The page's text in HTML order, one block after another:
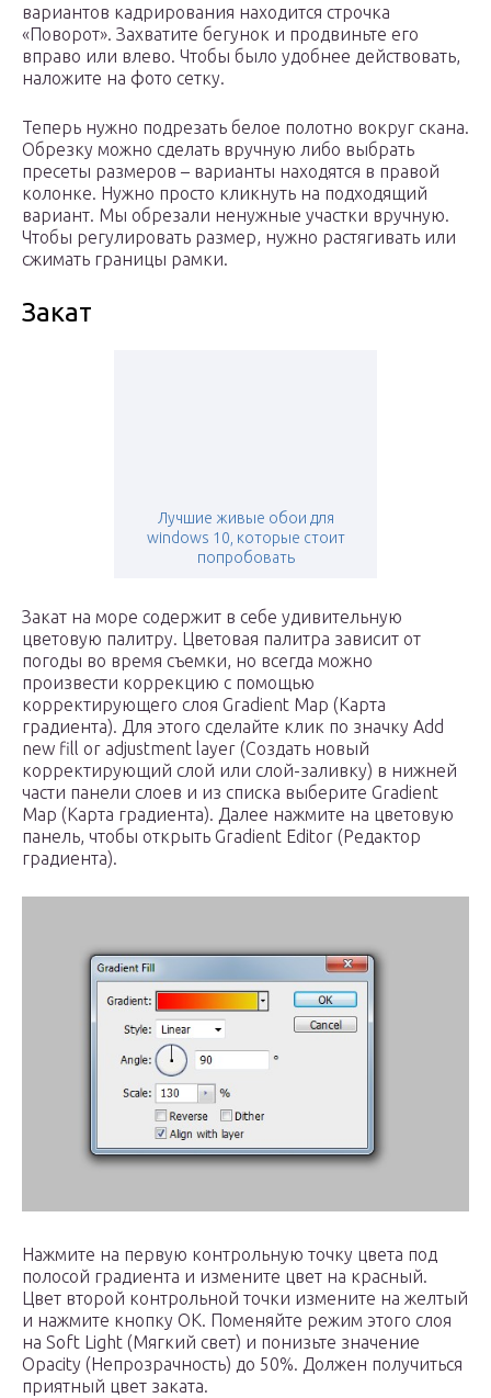
вариантов кадрирования находится строчка
«Поворот». Захватите бегунок и продвиньте его
вправо или влево. Чтобы было удобнее действовать,
наложите на фото сетку.
Теперь нужно подрезать белое полотно вокруг скана.
Обрезку можно сделать вручную либо выбрать
пресеты размеров – варианты находятся в правой
колонке. Нужно просто кликнуть на подходящий
вариант. Мы обрезали ненужные участки вручную.
Чтобы регулировать размер, нужно растягивать или
сжимать границы рамки.
Закат
Лучшие живые обои для
windows 10, которые стоит
попробовать
Закат на море содержит в себе удивительную
цветовую палитру. Цветовая палитра зависит от
погоды во время съемки, но всегда можно
произвести коррекцию с помощью
корректирующего слоя Gradient Map (Карта
градиента). Для этого сделайте клик по значку Add
new fill or adjustment layer (Создать новый
корректирующий слой или слой-заливку) в нижней
части панели слоев и из списка выберите Gradient
Map (Карта градиента). Далее нажмите на цветовую
панель, чтобы открыть Gradient Editor (Редактор
градиента).
Нажмите на первую контрольную точку цвета под
полосой градиента и измените цвет на красный.
Цвет второй контрольной точки измените на желтый
и нажмите кнопку ОК. Поменяйте режим этого слоя
на Soft Light (Мягкий свет) и понизьте значение
Opacity (Непрозрачность) до 50%. Должен получиться
приятный цвет заката.